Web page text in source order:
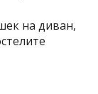
на диван,